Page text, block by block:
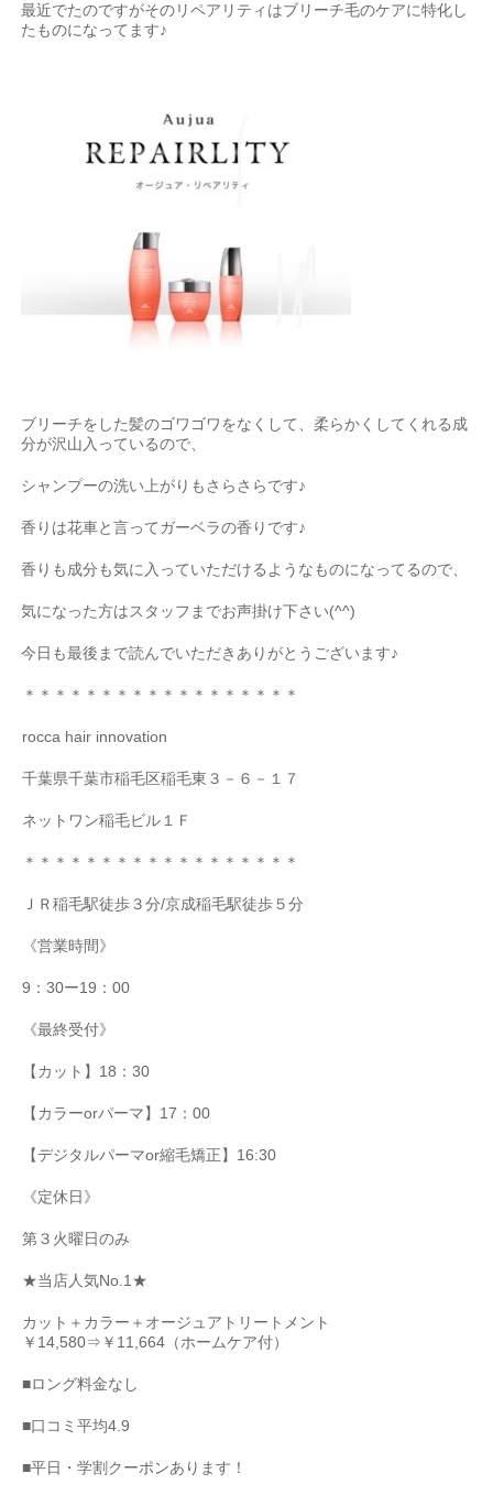
最近でたのですがそのリペアリティはブリーチ毛のケアに特化し
たものになってます♪
ブリーチをした髪のゴワゴワをなくして、柔らかくしてくれる成
分が沢山入っているので、
シャンプーの洗い上がりもさらさらです♪
香りは花車と言ってガーベラの香りです♪
香りも成分も気に入っていただけるようなものになってるので、
気になった方はスタッフまでお声掛け下さい(^^)
今日も最後まで読んでいただきありがとうございます♪
＊＊＊＊＊＊＊＊＊＊＊＊＊＊＊＊＊＊
rocca hair innovation
千葉県千葉市稲毛区稲毛東３－６－１７
ネットワン稲毛ビル１Ｆ
＊＊＊＊＊＊＊＊＊＊＊＊＊＊＊＊＊＊
ＪＲ稲毛駅徒歩３分/京成稲毛駅徒歩５分
《営業時間》
9 ：30ー19 ：00
《最終受付》
【カット】 18 ：30
【カラーorパーマ】 17 ：00
【デジタルパーマor縮毛矯正】 16:30
《定休日》
第３火曜日のみ
★当店人気No.1★
カット＋カラー＋オージュアトリートメント
￥ 14,580⇒￥ 11,664 （ホームケア付）
■ロング料金なし
■口コミ平均4.9
■平日・学割クーポンあります！